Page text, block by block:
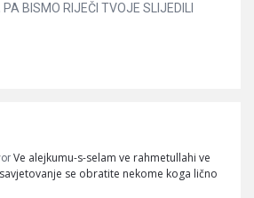
BISMO RIJEČI TVOJE SLIJEDILI
Ve alejkumu-s-selam ve rahmetullahi ve
se obratite nekome koga lično